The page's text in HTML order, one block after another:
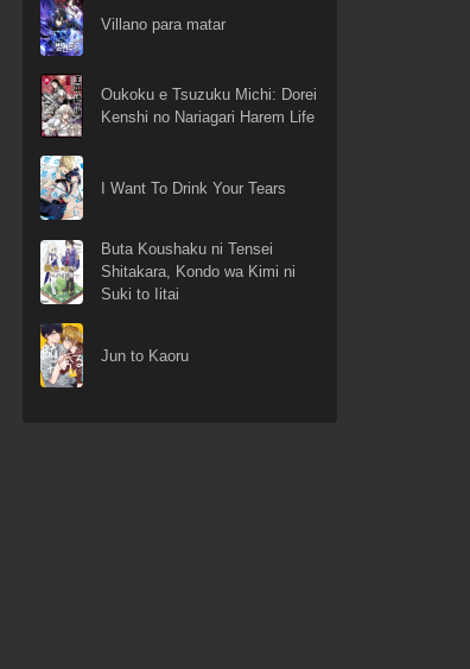
Villano para matar
Oukoku e Tsuzuku Michi: Dorei
Kenshi no Nariagari Harem Life
I Want To Drink Your Tears
Buta Koushaku ni Tensei
Shitakara, Kondo wa Kimi ni
Suki to Iitai
Jun to Kaoru